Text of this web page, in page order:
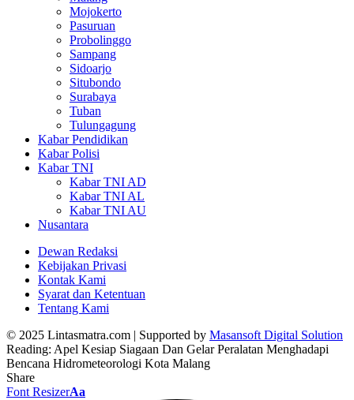
Mojokerto
Pasuruan
Probolinggo
Sampang
Sidoarjo
Situbondo
Surabaya
Tuban
Tulungagung
Kabar Pendidikan
Kabar Polisi
Kabar TNI
Kabar TNI AD
Kabar TNI AL
Kabar TNI AU
Nusantara
Dewan Redaksi
Kebijakan Privasi
Kontak Kami
Syarat dan Ketentuan
Tentang Kami
© 2025 Lintasmatra.com | Supported by Masansoft Digital Solution
Reading: Apel Kesiap Siagaan Dan Gelar Peralatan Menghadapi
Bencana Hidrometeorologi Kota Malang
Share
Font ResizerAa